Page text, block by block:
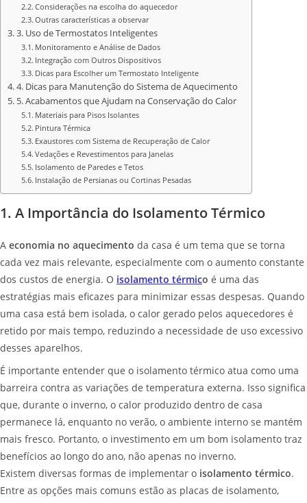
Considerações na escolha do aquecedor
Outras características a observar
3. Uso de Termostatos Inteligentes
Monitoramento e Análise de Dados
Integração com Outros Dispositivos
Dicas para Escolher um Termostato Inteligente
4. Dicas para Manutenção do Sistema de Aquecimento
5. Acabamentos que Ajudam na Conservação do Calor
Materiais para Pisos Isolantes
Pintura Térmica
Exaustores com Sistema de Recuperação de Calor
Vedações e Revestimentos para Janelas
Isolamento de Paredes e Tetos
Instalação de Persianas ou Cortinas Pesadas
1. A Importância do Isolamento Térmico
A economia no aquecimento da casa é um tema que se torna
cada vez mais relevante, especialmente com o aumento constante
dos custos de energia. O isolamento térmico é uma das
estratégias mais eficazes para minimizar essas despesas. Quando
uma casa está bem isolada, o calor gerado pelos aquecedores é
retido por mais tempo, reduzindo a necessidade de uso excessivo
desses aparelhos.
É importante entender que o isolamento térmico atua como uma
barreira contra as variações de temperatura externa. Isso significa
que, durante o inverno, o calor produzido dentro de casa
permanece lá, enquanto no verão, o ambiente interno se mantém
mais fresco. Portanto, o investimento em um bom isolamento traz
benefícios ao longo do ano, não apenas no inverno.
Existem diversas formas de implementar o isolamento térmico.
Entre as opções mais comuns estão as placas de isolamento,